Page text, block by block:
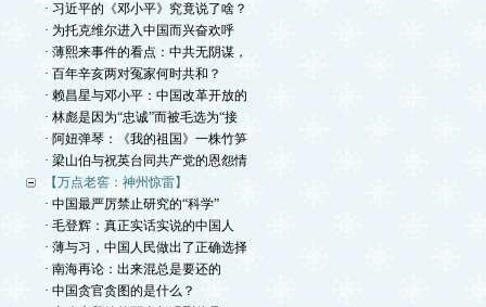
· 习近平的《邓小平》究竟说了啥？
· 为托克维尔进入中国而兴奋欢呼
· 薄熙来事件的看点：中共无阴谋，
· 百年辛亥两对冤家何时共和？
· 赖昌星与邓小平：中国改革开放的
· 林彪是因为“忠诚”而被毛选为“接
· 阿妞弹琴：《我的祖国》一株竹笋
· 梁山伯与祝英台同共产党的恩怨情
【万点老窖：神州惊雷】
· 中国最严厉禁止研究的“科学”
· 毛登辉：真正实话实说的中国人
· 薄与习，中国人民做出了正确选择
· 南海再论：出来混总是要还的
· 中国贪官贪图的是什么？